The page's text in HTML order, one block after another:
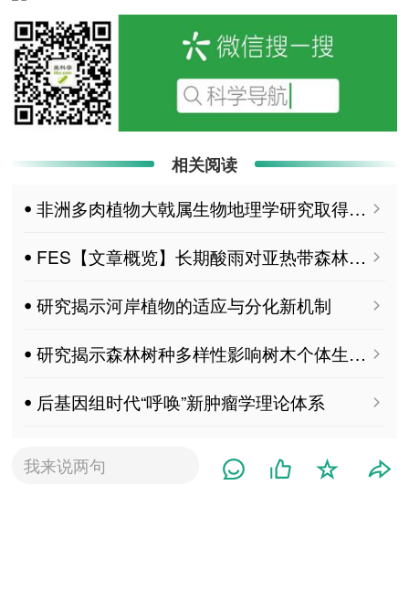
相关阅读
ꔷ 非洲多肉植物大戟属生物地理学研究取得进展
ꔷ FES【文章概览】长期酸雨对亚热带森林土壤活性和惰性有机碳组分的影响
ꔷ 研究揭示河岸植物的适应与分化新机制
ꔷ 研究揭示森林树种多样性影响树木个体生长机制
ꔷ 后基因组时代“呼唤”新肿瘤学理论体系
我来说两句